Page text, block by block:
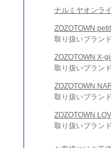
ナルミヤオンラ
ZOZOTOWN
取り扱いブラン
ZOZOTOWN X-
取り扱いブラン
ZOZOTOWN
取り扱いブラン
ZOZOTOWN
取り扱いブラン